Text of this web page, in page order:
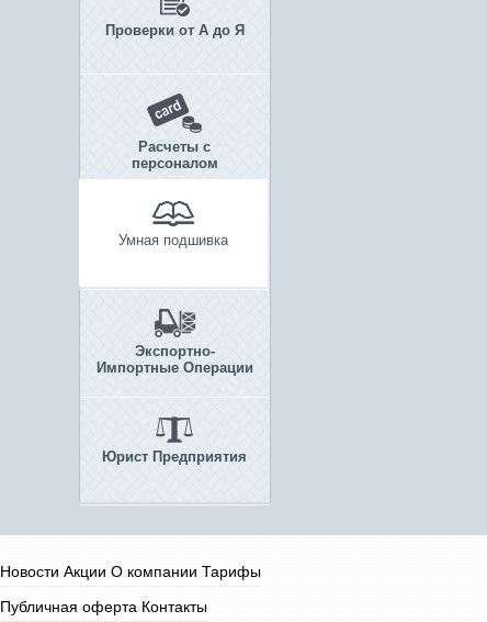
Проверки от А до Я
Расчеты с
персоналом
Умная подшивка
Экспортно-
Импортные Операции
Юрист Предприятия
Новости Акции О компании Тарифы
Публичная оферта Контакты